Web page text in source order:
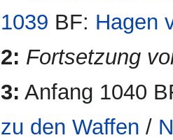
1039 BF: Hagen
2: Fortsetzung
3: Anfang 1040
zu den Waffen /